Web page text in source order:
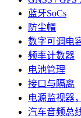
蓝牙SoCs
防尘帽
数字可调电
频率计数器
电池管理
接口与隔离
电源监视器
汽车音频总